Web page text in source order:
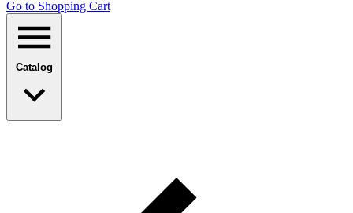
Go to Shopping Сart
Catalog